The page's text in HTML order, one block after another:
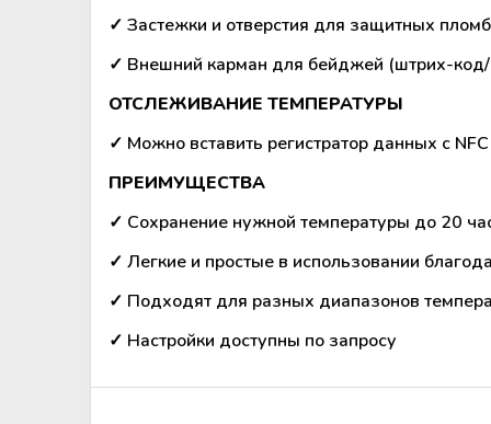
✓ Застежки и отверстия для защитных пломб
✓ Внешний карман для бейджей (штрих-код/
ОТСЛЕЖИВАНИЕ ТЕМПЕРАТУРЫ
✓ Можно вставить регистратор данных с
ПРЕИМУЩЕСТВА
✓ Сохранение нужной температуры до 20
✓ Легкие и простые в использовании
✓ Подходят для разных диапазонов
✓ Настройки доступны по запросу